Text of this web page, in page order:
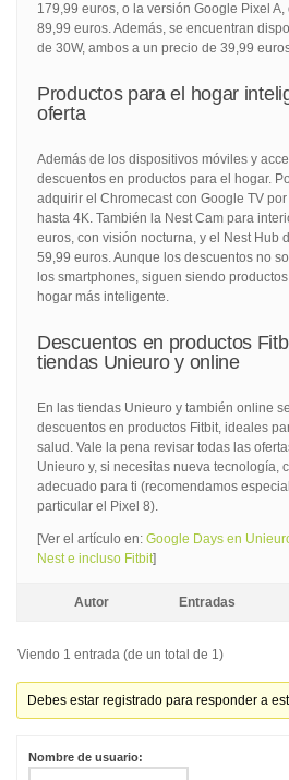
179,99 euros, o la versión Google Pixel
89,99 euros. Además, se encuentran
de 30W, ambos a un precio de 39,99
Productos para el hogar
oferta
Además de los dispositivos móviles y
descuentos en productos para el hogar.
adquirir el Chromecast con Google TV
hasta 4K. También la Nest Cam para
euros, con visión nocturna, y el Nest Hub
59,99 euros. Aunque los descuentos no
los smartphones, siguen siendo
hogar más inteligente.
Descuentos en productos
tiendas Unieuro y online
En las tiendas Unieuro y también online
descuentos en productos Fitbit, ideales
salud. Vale la pena revisar todas las
Unieuro y, si necesitas nueva tecnología,
adecuado para ti (recomendamos
particular el Pixel 8).
[Ver el artículo en: Google Days en
Nest e incluso Fitbit]
Autor Entradas
Viendo 1 entrada (de un total de 1)
Debes estar registrado para responder a
Nombre de usuario: